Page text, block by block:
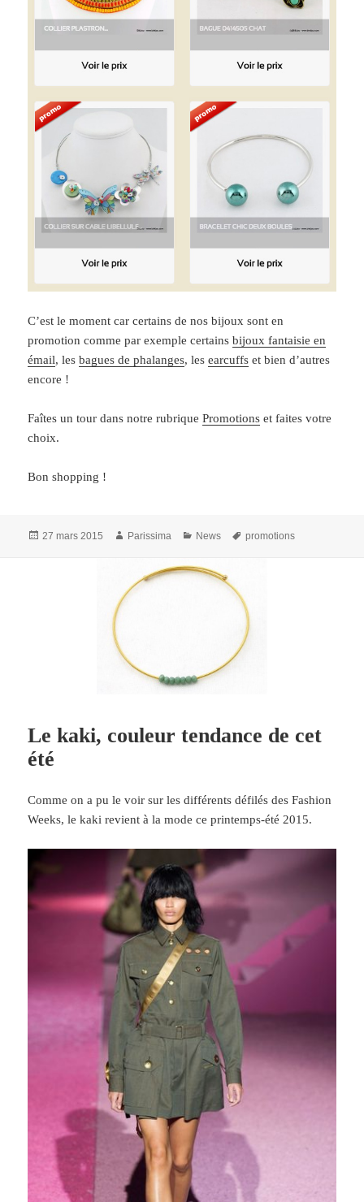
C’est le moment car certains de nos bijoux sont en
promotion comme par exemple certainsbijoux fantaisie en
émail, lesbagues de phalanges, lesearcuffs et bien d’autres
encore !
Faîtes un tour dans notre rubriquePromotions et faites votre
choix.
Bon shopping !
Publié
27 mars 2015 Auteur
Parissima Catégories
News
Mots-
promotions
Le kaki, couleur tendance de cet
été
Comme on a pu le voir sur les différents défilés des Fashion
Weeks, le kaki revient à la mode ce printemps-été 2015.